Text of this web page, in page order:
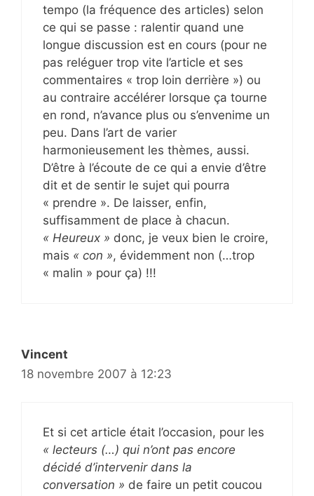
tempo (la fréquence des articles) selon
ce qui se passe : ralentir quand une
longue discussion est en cours (pour ne
pas reléguer trop vite l’article et ses
commentaires « trop loin derrière ») ou
au contraire accélérer lorsque ça tourne
en rond, n’avance plus ou s’envenime un
peu. Dans l’art de varier
harmonieusement les thèmes, aussi.
D’être à l’écoute de ce qui a envie d’être
dit et de sentir le sujet qui pourra
« prendre ». De laisser, enfin,
suffisamment de place à chacun.
« Heureux » donc, je veux bien le croire,
mais « con », évidemment non (…trop
« malin » pour ça) !!!
Vincent
18 novembre 2007 à 12:23
Et si cet article était l’occasion, pour les
« lecteurs (…) qui n’ont pas encore
décidé d’intervenir dans la
conversation » de faire un petit coucou